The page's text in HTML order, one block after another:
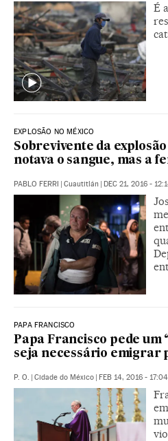
É
EXPLOSÃO NO MÉXICO
Sobrevivente da
notava o sangue, mas a
PABLO FERRI | Cuautitlán | DEC 21, 2016 -
PAPA FRANCISCO
Papa Francisco pede um
seja necessário emigrar
P. O. | Cidade do México | FEB 14, 2016 - 17:04